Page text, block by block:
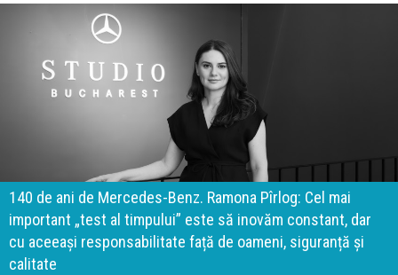
140 de ani de Mercedes-Benz. Ramona Pîrlog: Cel mai
important „test al timpului” este să inovăm constant, dar
cu aceeași responsabilitate față de oameni, siguranță și
calitate